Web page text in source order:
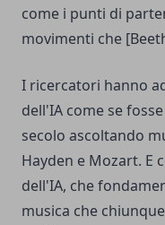
come i punti di
movimenti che
I ricercatori hanno
dell'IA come se
secolo ascoltando
Hayden e Mozart. E
dell'IA, che
musica che